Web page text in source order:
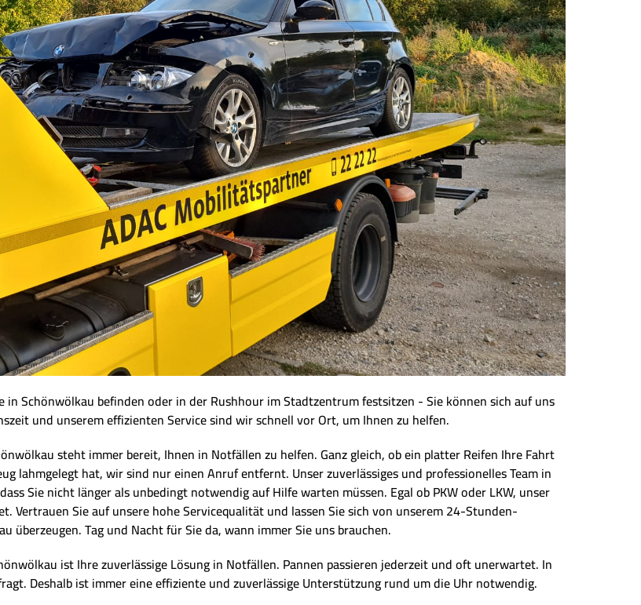
Schönwölkau befinden oder in der Rushhour im Stadtzentrum festsitzen - Sie können sich auf uns
und unserem effizienten Service sind wir schnell vor Ort, um Ihnen zu helfen.
steht immer bereit, Ihnen in Notfällen zu helfen. Ganz gleich, ob ein platter Reifen Ihre Fahrt
lahmgelegt hat, wir sind nur einen Anruf entfernt. Unser zuverlässiges und professionelles Team in
Sie nicht länger als unbedingt notwendig auf Hilfe warten müssen. Egal ob PKW oder LKW, unser
Vertrauen Sie auf unsere hohe Servicequalität und lassen Sie sich von unserem 24-Stunden-
überzeugen. Tag und Nacht für Sie da, wann immer Sie uns brauchen.
ist Ihre zuverlässige Lösung in Notfällen. Pannen passieren jederzeit und oft unerwartet. In
Deshalb ist immer eine effiziente und zuverlässige Unterstützung rund um die Uhr notwendig.